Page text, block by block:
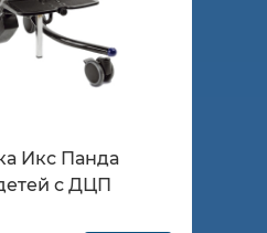
Икс Панда
с ДЦП